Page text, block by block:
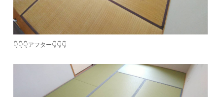
👇👇👇アフター👇👇👇